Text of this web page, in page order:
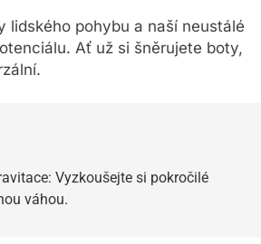
lidského pohybu a naší neustálé
Ať už si šněrujete boty,
Vyzkoušejte si pokročilé
váhou.